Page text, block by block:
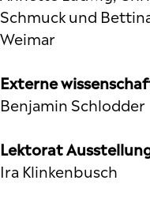
Schmuck und
Weimar
Externe
Benjamin Schlodder
Lektorat
Ira Klinkenbusch